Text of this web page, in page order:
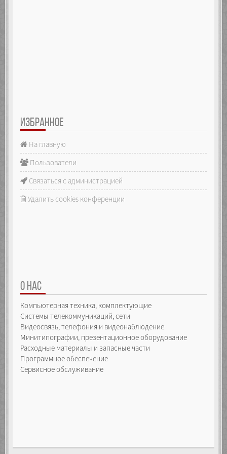
ИЗБРАННОЕ
На главную
Пользователи
Связаться с администрацией
Удалить cookies конференции
О НАС
Компьютерная техника, комплектующие
Системы телекоммуникаций, сети
Видеосвязь, телефония и видеонаблюдение
Минитипографии, презентационное оборудование
Расходные материалы и запасные части
Программное обеспечение
Сервисное обслуживание